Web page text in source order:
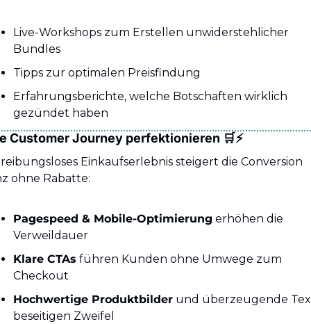
Live-Workshops zum Erstellen unwiderstehlicher
Bundles
Tipps zur optimalen Preisfindung
Erfahrungsberichte, welche Botschaften wirklich
gezündet haben
Customer Journey perfektionieren 🛒⚡️
Einkaufserlebnis steigert die Conversion
ohne Rabatte:
Pagespeed & Mobile-Optimierung erhöhen die
Verweildauer
Klare CTAs führen Kunden ohne Umwege zum
Checkout
Hochwertige Produktbilder und überzeugende
beseitigen Zweifel